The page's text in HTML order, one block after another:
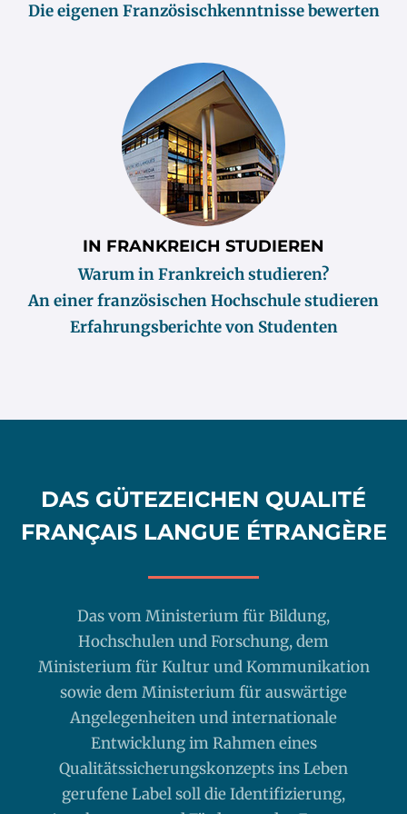
Die eigenen Französischkenntnisse bewerten
IN FRANKREICH STUDIEREN
Warum in Frankreich studieren?
An einer französischen Hochschule studieren
Erfahrungsberichte von Studenten
DAS GÜTEZEICHEN QUALITÉ
FRANÇAIS LANGUE ÉTRANGÈRE
Das vom Ministerium für Bildung,
Hochschulen und Forschung, dem
Ministerium für Kultur und Kommunikation
sowie dem Ministerium für auswärtige
Angelegenheiten und internationale
Entwicklung im Rahmen eines
Qualitätssicherungskonzepts ins Leben
gerufene Label soll die Identifizierung,